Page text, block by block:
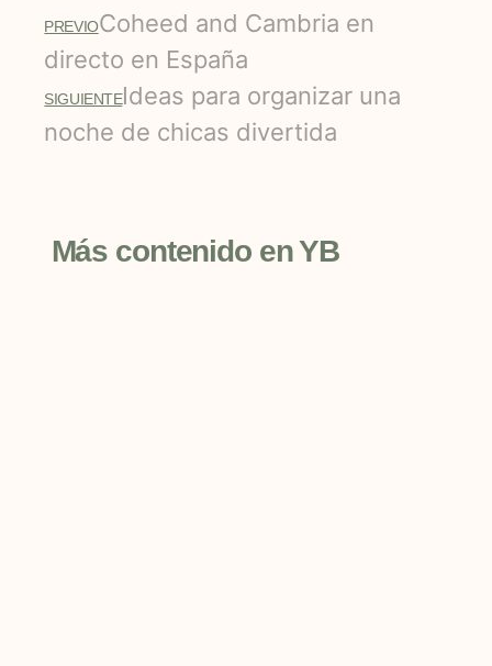
PREVIOCoheed and Cambria en
directo en España
SIGUIENTEIdeas para organizar una
noche de chicas divertida
Más contenido en YB